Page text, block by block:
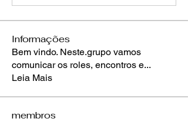
Informações
Bem vindo. Neste.grupo vamos
comunicar os roles, encontros e...
Leia Mais
membros